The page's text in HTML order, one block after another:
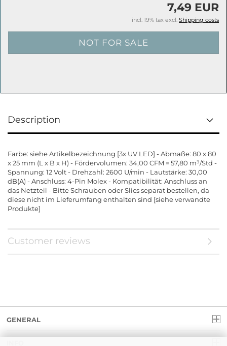
7,49 EUR
incl. 19% tax excl. Shipping costs
Description
Farbe: siehe Artikelbezeichnung [3x UV LED] - Abmaße: 80 x 80
x 25 mm (L x B x H) - Fördervolumen: 34,00 CFM = 57,80 m³/Std -
Spannung: 12 Volt - Drehzahl: 2600 U/min - Lautstärke: 30,00
dB(A) - Anschluss: 4-Pin Molex - Kompatibilität: Anschluss an
das Netzteil - Bitte Schrauben oder Slics separat bestellen, da
diese nicht im Lieferumfang enthalten sind [siehe verwandte
Produkte]
Customer reviews
GENERAL